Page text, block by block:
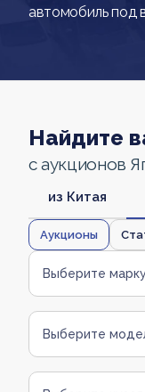
автомобиль под
Найдите
с аукционов
из Китая
Аукционы
Выберите
Выберите